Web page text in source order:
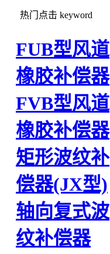
热门点击 keyword
FUB型风道
橡胶补偿器
FVB型风道
橡胶补偿器
矩形波纹补
偿器(JX型)
轴向复式波
纹补偿器